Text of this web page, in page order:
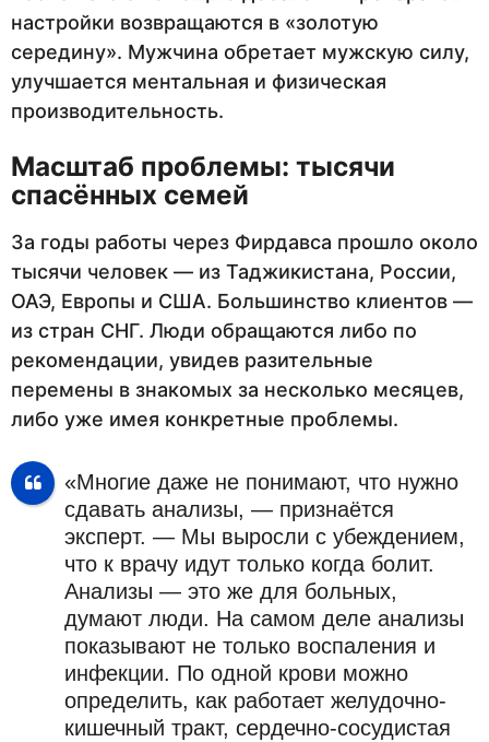
настройки возвращаются в «золотую
середину». Мужчина обретает мужскую силу,
улучшается ментальная и физическая
производительность.
Масштаб проблемы: тысячи
спасённых семей
За годы работы через Фирдавса прошло около
тысячи человек — из Таджикистана, России,
ОАЭ, Европы и США. Большинство клиентов —
из стран СНГ. Люди обращаются либо по
рекомендации, увидев разительные
перемены в знакомых за несколько месяцев,
либо уже имея конкретные проблемы.
«Многие даже не понимают, что нужно
сдавать анализы, — признаётся
эксперт. — Мы выросли с убеждением,
что к врачу идут только когда болит.
Анализы — это же для больных,
думают люди. На самом деле анализы
показывают не только воспаления и
инфекции. По одной крови можно
определить, как работает желудочно-
кишечный тракт, сердечно-сосудистая